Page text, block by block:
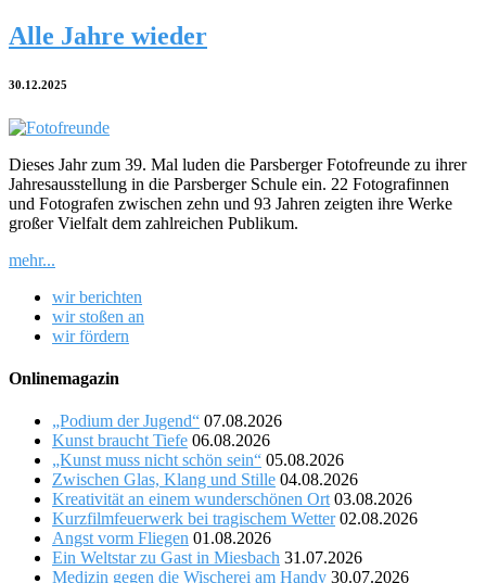
Alle Jahre wieder
30.12.2025
Dieses Jahr zum 39. Mal luden die Parsberger Fotofreunde zu ihrer
Jahresausstellung in die Parsberger Schule ein. 22 Fotografinnen
und Fotografen zwischen zehn und 93 Jahren zeigten ihre Werke
großer Vielfalt dem zahlreichen Publikum.
mehr...
wir berichten
wir stoßen an
wir fördern
Onlinemagazin
„Podium der Jugend“ 07.08.2026
Kunst braucht Tiefe 06.08.2026
„Kunst muss nicht schön sein“ 05.08.2026
Zwischen Glas, Klang und Stille 04.08.2026
Kreativität an einem wunderschönen Ort 03.08.2026
Kurzfilmfeuerwerk bei tragischem Wetter 02.08.2026
Angst vorm Fliegen 01.08.2026
Ein Weltstar zu Gast in Miesbach 31.07.2026
Medizin gegen die Wischerei am Handy 30.07.2026